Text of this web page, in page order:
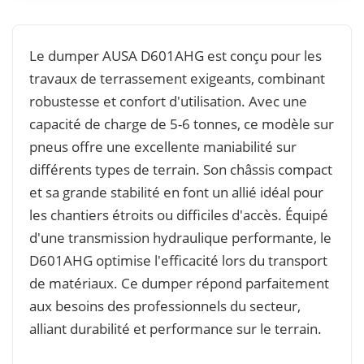
Le dumper AUSA D601AHG est conçu pour les
travaux de terrassement exigeants, combinant
robustesse et confort d'utilisation. Avec une
capacité de charge de 5-6 tonnes, ce modèle sur
pneus offre une excellente maniabilité sur
différents types de terrain. Son châssis compact
et sa grande stabilité en font un allié idéal pour
les chantiers étroits ou difficiles d'accès. Équipé
d'une transmission hydraulique performante, le
D601AHG optimise l'efficacité lors du transport
de matériaux. Ce dumper répond parfaitement
aux besoins des professionnels du secteur,
alliant durabilité et performance sur le terrain.